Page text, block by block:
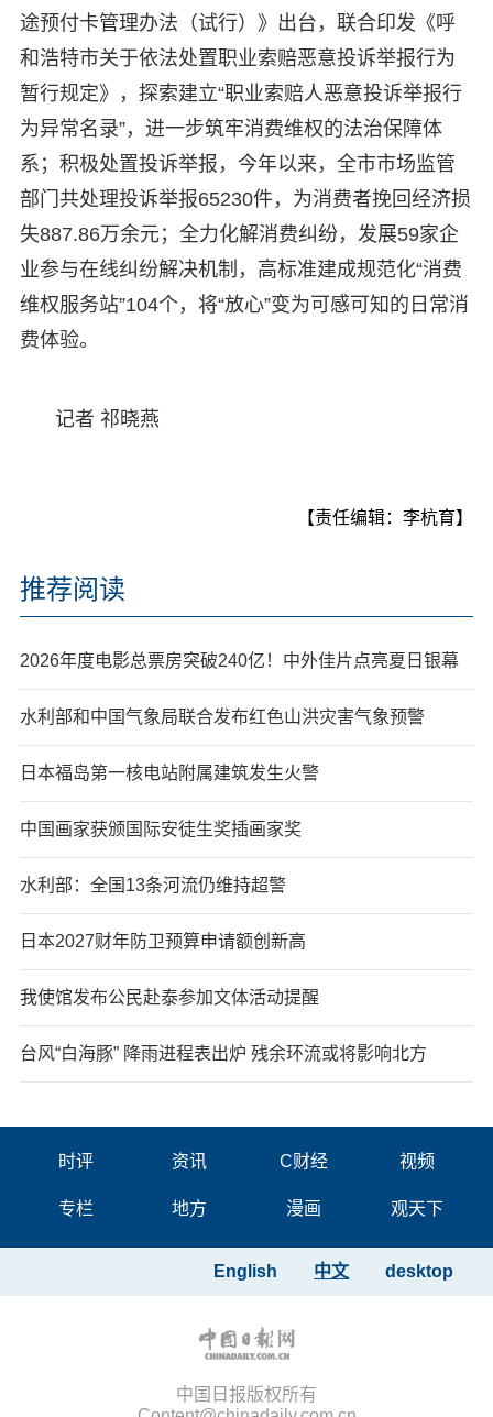
途预付卡管理办法（试行）》出台，联合印发《呼
和浩特市关于依法处置职业索赔恶意投诉举报行为
暂行规定》，探索建立“职业索赔人恶意投诉举报行
为异常名录”，进一步筑牢消费维权的法治保障体
系；积极处置投诉举报，今年以来，全市市场监管
部门共处理投诉举报65230件，为消费者挽回经济损
失887.86万余元；全力化解消费纠纷，发展59家企
业参与在线纠纷解决机制，高标准建成规范化“消费
维权服务站”104个，将“放心”变为可感可知的日常消
费体验。
记者 祁晓燕
【责任编辑：李杭育】
推荐阅读
2026年度电影总票房突破240亿！中外佳片点亮夏日银幕
水利部和中国气象局联合发布红色山洪灾害气象预警
日本福岛第一核电站附属建筑发生火警
中国画家获颁国际安徒生奖插画家奖
水利部：全国13条河流仍维持超警
日本2027财年防卫预算申请额创新高
我使馆发布公民赴泰参加文体活动提醒
台风“白海豚” 降雨进程表出炉 残余环流或将影响北方
时评 资讯 C财经 视频
专栏 地方 漫画 观天下
desktop
中文
English
中国日报版权所有